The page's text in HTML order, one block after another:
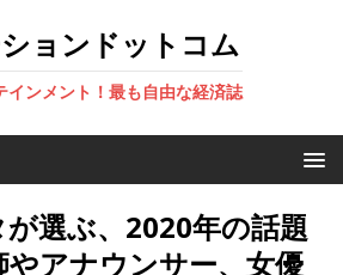
ョンドットコム
インメント！最も自由な経済誌
選ぶ、2020年の話題
アナウンサー、女優